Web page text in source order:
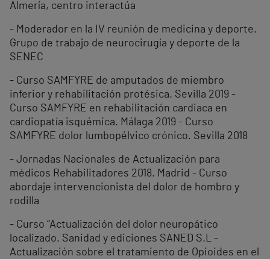
Almería, centro interactúa
- Moderador en la IV reunión de medicina y deporte.
Grupo de trabajo de neurocirugía y deporte de la
SENEC
- Curso SAMFYRE de amputados de miembro
inferior y rehabilitación protésica. Sevilla 2019 -
Curso SAMFYRE en rehabilitación cardiaca en
cardiopatía isquémica. Málaga 2019 - Curso
SAMFYRE dolor lumbopélvico crónico. Sevilla 2018
- Jornadas Nacionales de Actualización para
médicos Rehabilitadores 2018. Madrid - Curso
abordaje intervencionista del dolor de hombro y
rodilla
- Curso “Actualización del dolor neuropático
localizado. Sanidad y ediciones SANED S.L -
Actualización sobre el tratamiento de Opioides en el